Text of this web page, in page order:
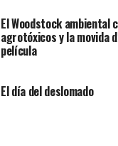
El Woodstock ambiental
agrotóxicos y la movida
película
El día del deslomado